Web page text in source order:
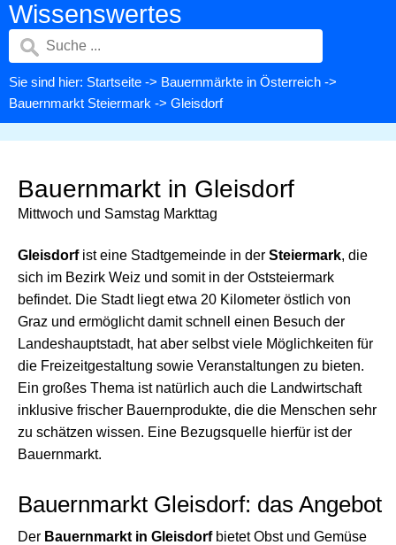
Wissenswertes
Sie sind hier: Startseite -> Bauernmärkte in Österreich ->
Bauernmarkt Steiermark -> Gleisdorf
Bauernmarkt in Gleisdorf
Mittwoch und Samstag Markttag
Gleisdorfist eine Stadtgemeinde in der Steiermark, die
sich im Bezirk Weiz und somit in der Oststeiermark
befindet. Die Stadt liegt etwa 20 Kilometer östlich von
Graz und ermöglicht damit schnell einen Besuch der
Landeshauptstadt, hat aber selbst viele Möglichkeiten für
die Freizeitgestaltung sowie Veranstaltungen zu bieten.
Ein großes Thema ist natürlich auch die Landwirtschaft
inklusive frischer Bauernprodukte, die die Menschen sehr
zu schätzen wissen. Eine Bezugsquelle hierfür ist der
Bauernmarkt.
Bauernmarkt Gleisdorf: das Angebot
Der Bauernmarkt in Gleisdorfbietet Obst und Gemüse